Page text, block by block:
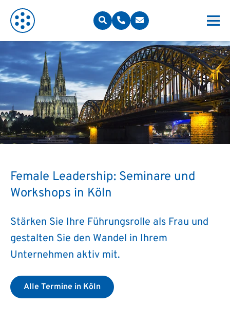
Female Leadership: Seminare und
Workshops in Köln
Stärken Sie Ihre Führungsrolle als Frau und
gestalten Sie den Wandel in Ihrem
Unternehmen aktiv mit.
Alle Termine in Köln